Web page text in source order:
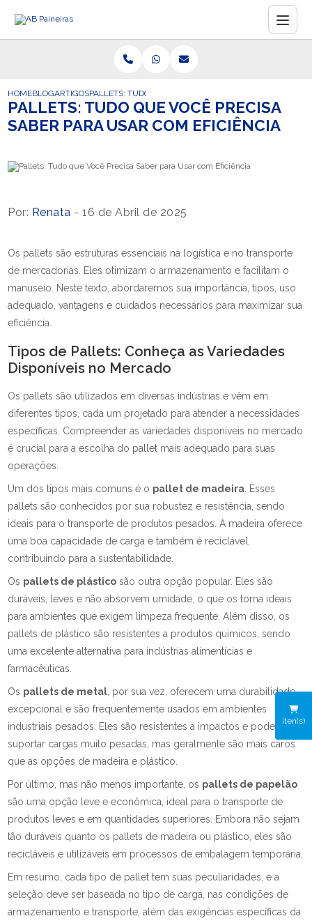
iten(s)
HOMEBLOGARTIGOSPALLETS: TUDO QUE VOCÊ PRECISA SABER PARA USAR
PALLETS: TUDO QUE VOCÊ PRECISA
SABER PARA USAR COM EFICIÊNCIA
Por: Renata - 16 de Abril de 2025
Os pallets são estruturas essenciais na logística e no transporte
de mercadorias. Eles otimizam o armazenamento e facilitam o
manuseio. Neste texto, abordaremos sua importância, tipos, uso
adequado, vantagens e cuidados necessários para maximizar sua
eficiência.
Tipos de Pallets: Conheça as Variedades
Disponíveis no Mercado
Os pallets são utilizados em diversas indústrias e vêm em
diferentes tipos, cada um projetado para atender a necessidades
específicas. Compreender as variedades disponíveis no mercado
é crucial para a escolha do pallet mais adequado para suas
operações.
Um dos tipos mais comuns é o pallet de madeira . Esses
pallets são conhecidos por sua robustez e resistência, sendo
ideais para o transporte de produtos pesados. A madeira oferece
uma boa capacidade de carga e também é reciclável,
contribuindo para a sustentabilidade.
Os pallets de plástico são outra opção popular. Eles são
duráveis, leves e não absorvem umidade, o que os torna ideais
para ambientes que exigem limpeza frequente. Além disso, os
pallets de plástico são resistentes a produtos químicos, sendo
uma excelente alternativa para indústrias alimentícias e
farmacêuticas.
Os pallets de metal , por sua vez, oferecem uma durabilidade
excepcional e são frequentemente usados em ambientes
industriais pesados. Eles são resistentes a impactos e podem
suportar cargas muito pesadas, mas geralmente são mais caros
que as opções de madeira e plástico.
Por último, mas não menos importante, os pallets de papelão
são uma opção leve e econômica, ideal para o transporte de
produtos leves e em quantidades superiores. Embora não sejam
tão duráveis quanto os pallets de madeira ou plástico, eles são
recicláveis e utilizáveis em processos de embalagem temporária.
Em resumo, cada tipo de pallet tem suas peculiaridades, e a
seleção deve ser baseada no tipo de carga, nas condições de
armazenamento e transporte, além das exigências específicas da